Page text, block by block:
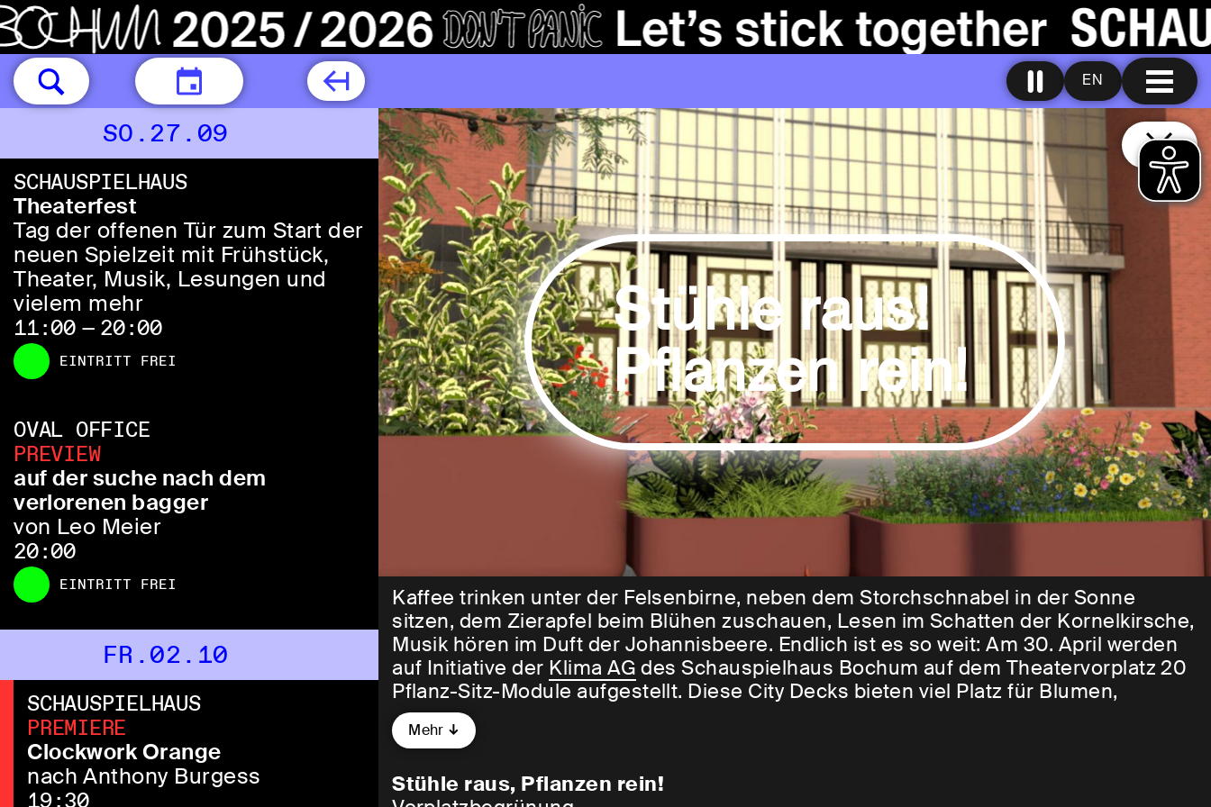
EN
HEUTE
SO.27.09
SCHAUSPIELHAUS
Theaterfest
Tag der offenen Tür zum Start der
neuen Spielzeit mit Frühstück,
Theater, Musik, Lesungen und
vielem mehr
11:00 — 20:00
EINTRITT FREI
OVAL OFFICE
PREVIEW
auf der suche nach dem
verlorenen bagger
von Leo Meier
20:00
EINTRITT FREI
FR.02.10
SCHAUSPIELHAUS
PREMIERE
Clockwork Orange
nach Anthony Burgess
19:30
Stühle raus!
Pflanzen rein!
Kaffee trinken unter der Felsenbirne, neben dem Storchschnabel in der Sonne
sitzen, dem Zierapfel beim Blühen zuschauen, Lesen im Schatten der Kornelkirsche,
Musik hören im Duft der Johannisbeere. Endlich ist es so weit: Am 30. April werden
auf Initiative der Klima AG des Schauspielhaus Bochum auf dem Theatervorplatz 20
Pflanz-Sitz-Module aufgestellt. Diese City Decks bieten viel Platz für Blumen,
Sträucher und Bäume, aber auch zum Sitzen und Verweilen. Vom Frühjahr bis in den
Herbst wird der Vorplatz des Schauspielhauses blühen, biodivers und essbar – nicht
Mehr
Stühle raus, Pflanzen rein!